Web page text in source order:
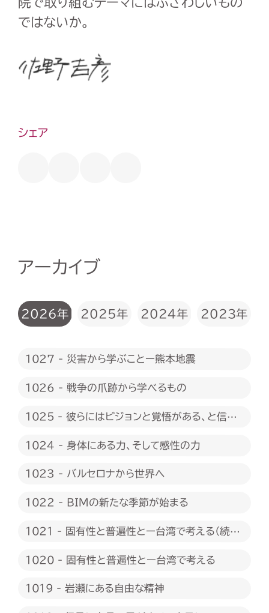
ではないか。
シェア
アーカイブ
2026年 2025年 2024年 2023年
1027 - 災害から学ぶことー熊本地震
1026 - 戦争の爪跡から学べるもの
1025 - 彼らにはビジョンと覚悟がある、と信じ
1024 - 身体にある力、そして感性の力
1023 - バルセロナから世界へ
1022 - BIMの新たな季節が始まる
1021 - 固有性と普遍性とー台湾で考える（続
1020 - 固有性と普遍性とー台湾で考える
1019 - 岩瀬にある自由な精神